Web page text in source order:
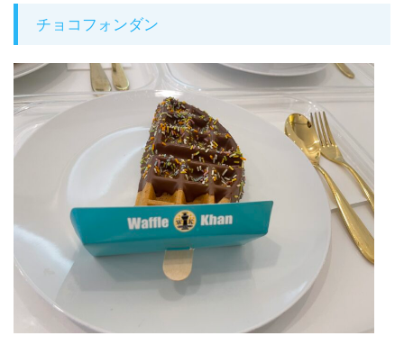
チョコフォンダン